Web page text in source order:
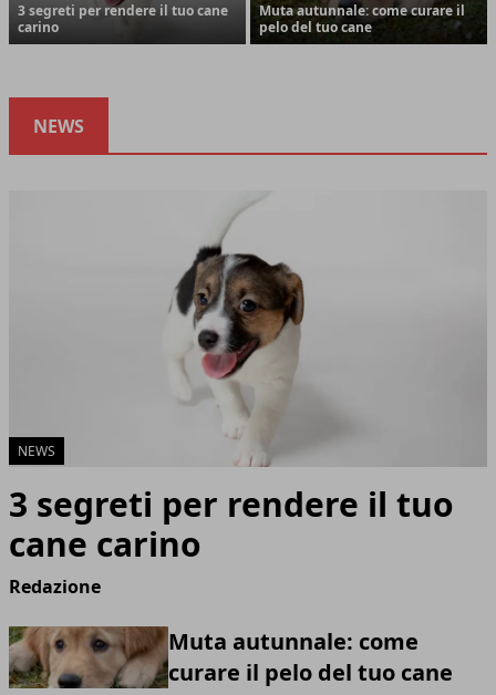
3 segreti per rendere il tuo cane
carino
Muta autunnale: come curare il
pelo del tuo cane
NEWS
NEWS
3 segreti per rendere il tuo
cane carino
Redazione
Muta autunnale: come
curare il pelo del tuo cane